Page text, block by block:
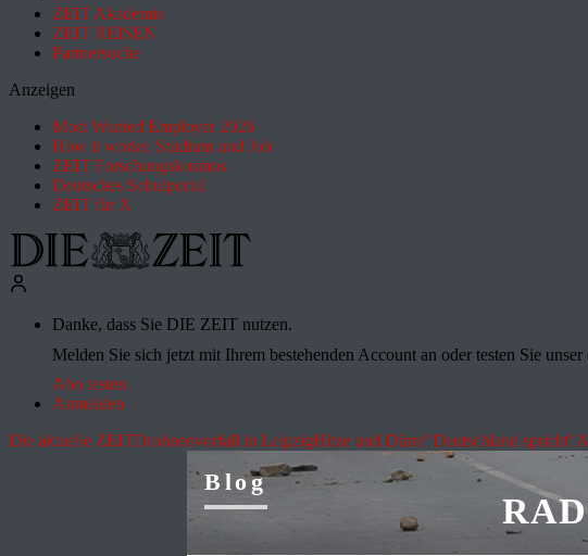
ZEIT Akademie
ZEIT REISEN
Partnersuche
Anzeigen
Most Wanted Employer 2026
How it works: Studium und Job
ZEIT Forschungskosmos
Deutsches Schulportal
ZEIT für X
Danke, dass Sie DIE ZEIT nutzen.
Melden Sie sich jetzt mit Ihrem bestehenden Account an oder testen Sie
Abo testen
Anmelden
Die aktuelle ZEITDrohnenvorfall in LeipzigHitze und Dürre"Deutschland spricht"
Blog